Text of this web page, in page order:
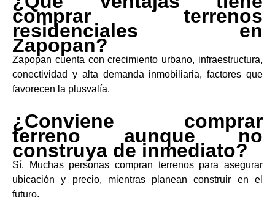
comprar terrenos
residenciales en
Zapopan?
Zapopan cuenta con crecimiento urbano, infraestructura,
conectividad y alta demanda inmobiliaria, factores que
favorecen la plusvalía.
¿Conviene comprar
terreno aunque no
construya de inmediato?
Sí. Muchas personas compran terrenos para asegurar
ubicación y precio, mientras planean construir en el
futuro.